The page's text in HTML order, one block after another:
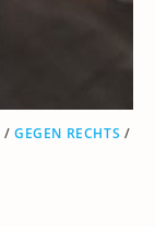
/GEGEN RECHTS /